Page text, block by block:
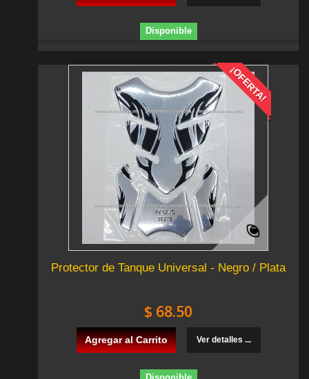
Disponible
¡OFERTA!
Protector de Tanque Universal - Negro / Plata
$ 68.50
Agregar al Carrito Ver detalles ...